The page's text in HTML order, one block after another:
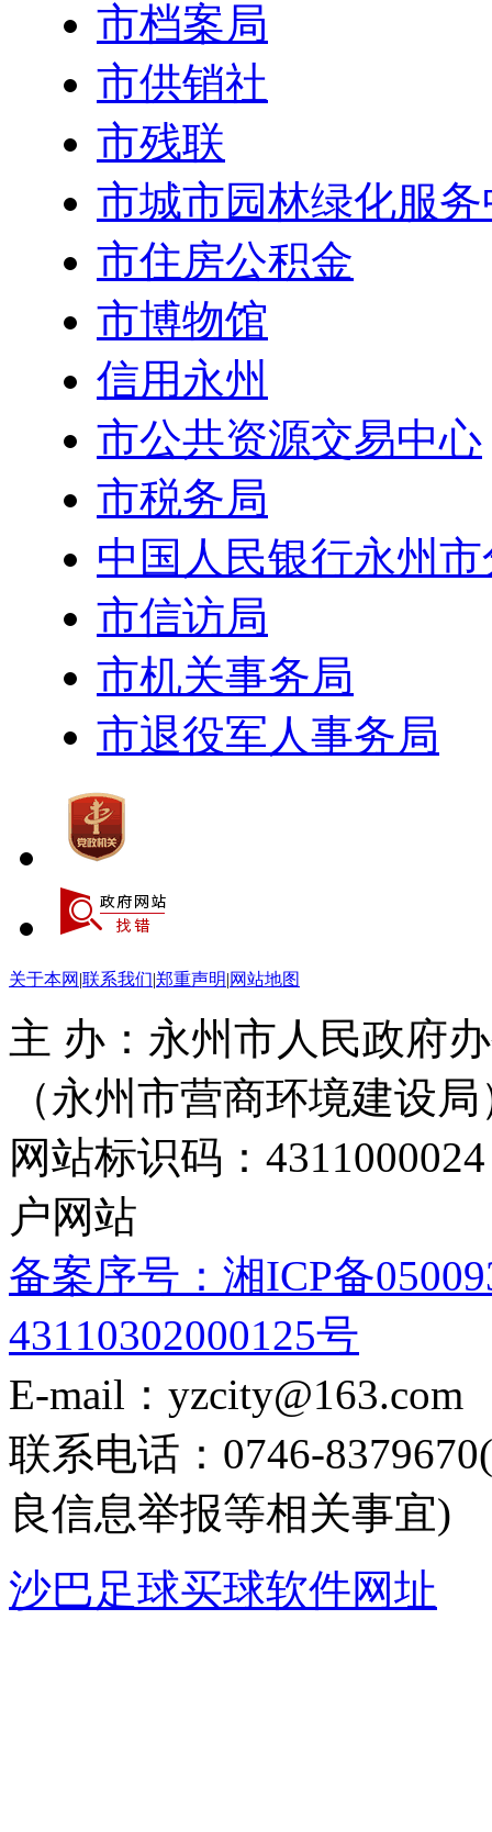
市档案局
市供销社
市残联
市城市园林绿化服
市住房公积金
市博物馆
信用永州
市公共资源交易中心
市税务局
中国人民银行永州
市信访局
市机关事务局
市退役军人事务局
关于本网 |联系我们|郑重声明|网站地图
主 办：永州市人民政府
（永州市营商环境建设局
网站标识码：
户网站
备案序号：湘ICP备
43110302000125号
E-mail：yzcity@163.com
联系电话：0746-
良信息举报等相关事宜)
沙巴足球买球软件网址